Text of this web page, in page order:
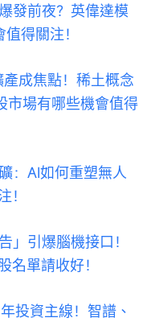
發前夜？英偉達模
得關注！
成焦點！稀土概念
市場有哪些機會值得
：AI如何重塑無人
」引爆腦機接口！
名單請收好！
投資主線！智譜、